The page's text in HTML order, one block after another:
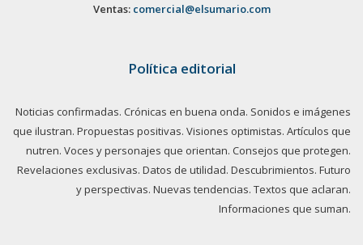
Ventas: comercial@elsumario.com
Política editorial
Noticias confirmadas. Crónicas en buena onda. Sonidos e imágenes
que ilustran. Propuestas positivas. Visiones optimistas. Artículos que
nutren. Voces y personajes que orientan. Consejos que protegen.
Revelaciones exclusivas. Datos de utilidad. Descubrimientos. Futuro
y perspectivas. Nuevas tendencias. Textos que aclaran.
Informaciones que suman.